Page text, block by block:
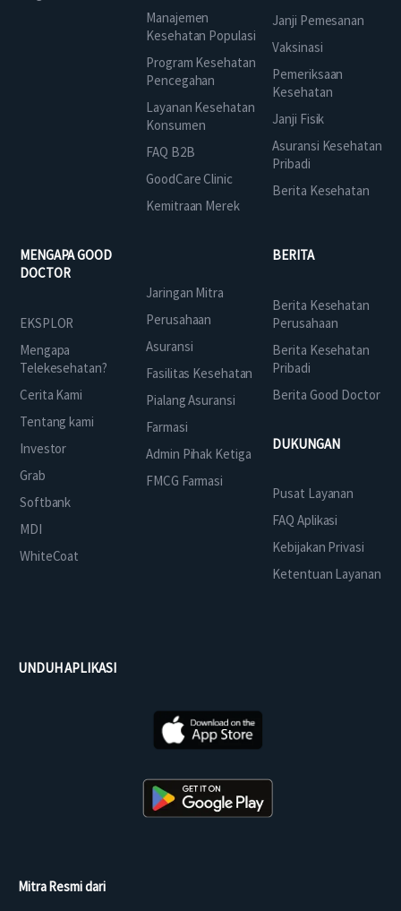
Manajemen
Kesehatan Populasi
Program Kesehatan
Pencegahan
Layanan Kesehatan
Konsumen
FAQ B2B
GoodCare Clinic
Kemitraan Merek
Janji Pemesanan
Vaksinasi
Pemeriksaan
Kesehatan
Janji Fisik
Asuransi Kesehatan
Pribadi
Berita Kesehatan
MENGAPA GOOD
DOCTOR
EKSPLOR
Mengapa
Telekesehatan?
Cerita Kami
Tentang kami
Investor
Grab
Softbank
MDI
WhiteCoat
Jaringan Mitra
Perusahaan
Asuransi
Fasilitas Kesehatan
Pialang Asuransi
Farmasi
Admin Pihak Ketiga
FMCG Farmasi
BERITA
Berita Kesehatan
Perusahaan
Berita Kesehatan
Pribadi
Berita Good Doctor
DUKUNGAN
Pusat Layanan
FAQ Aplikasi
Kebijakan Privasi
Ketentuan Layanan
UNDUH APLIKASI
Mitra Resmi dari